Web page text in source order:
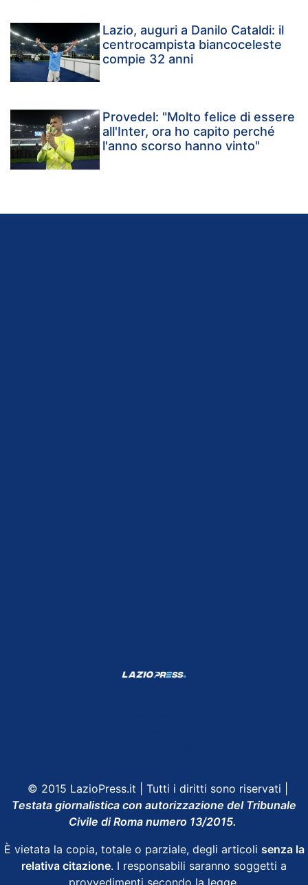
Lazio, auguri a Danilo Cataldi: il
centrocampista biancoceleste
compie 32 anni
Provedel: "Molto felice di essere
all'Inter, ora ho capito perché
l'anno scorso hanno vinto"
© 2015 LazioPress.it | Tutti i diritti sono riservati |
Testata giornalistica con autorizzazione del Tribunale
Civile di Roma numero 13/2015.
È vietata la copia, totale o parziale, degli articoli senza la
relativa citazione. I responsabili saranno soggetti a